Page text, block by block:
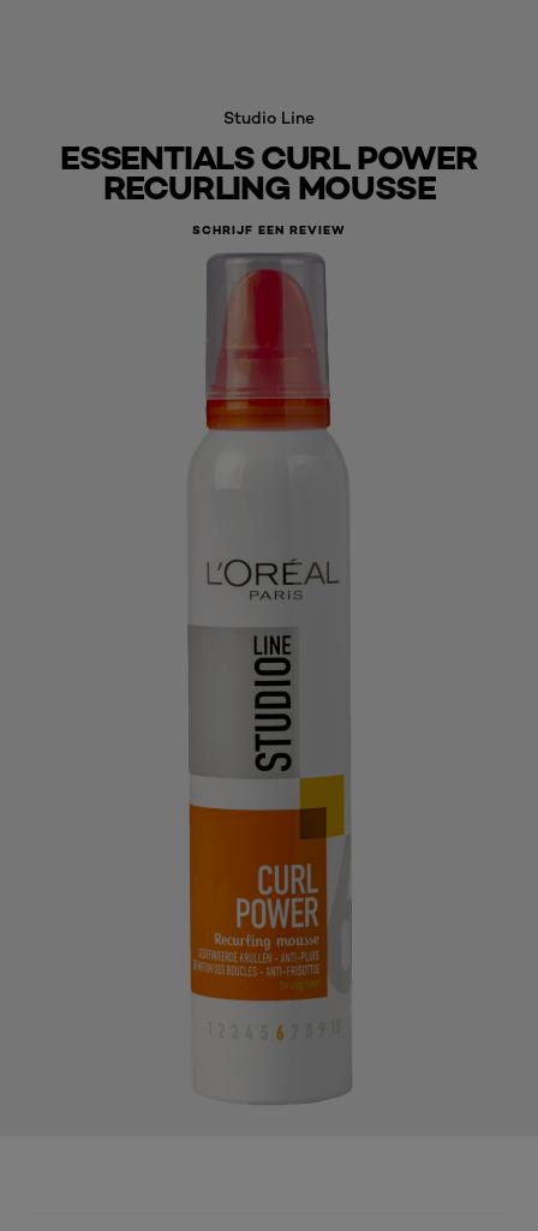
Studio Line
ESSENTIALS CURL POWER
RECURLING MOUSSE
SCHRIJF EEN REVIEW